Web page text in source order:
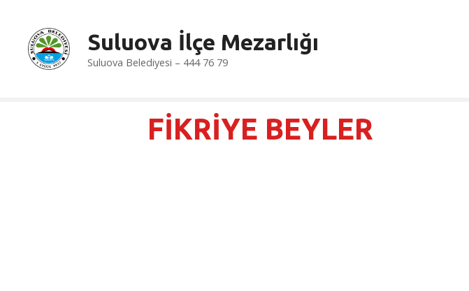
Suluova İlçe Mezarlığı
Suluova Belediyesi – 444 76 79
FİKRİYE BEYLER